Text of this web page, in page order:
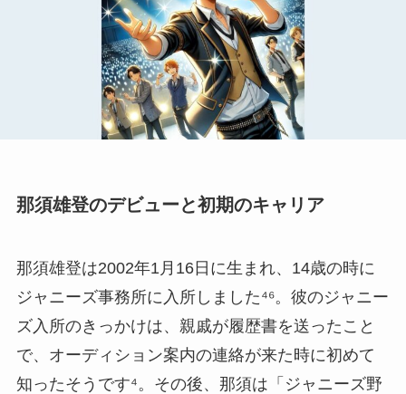
那須雄登のデビューと初期のキャリア
那須雄登は2002年1月16日に生まれ、14歳の時に
ジャニーズ事務所に入所しました⁴⁶。彼のジャニー
ズ入所のきっかけは、親戚が履歴書を送ったこと
で、オーディション案内の連絡が来た時に初めて
知ったそうです⁴。その後、那須は「ジャニーズ野